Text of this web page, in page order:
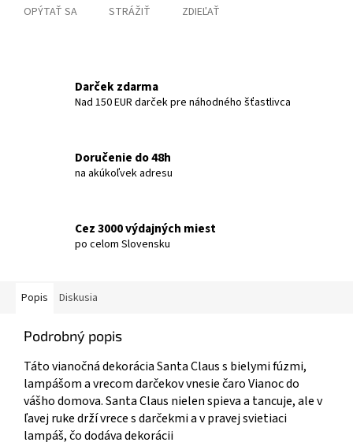
OPÝTAŤ SA STRÁŽIŤ ZDIEĽAŤ
Darček zdarma
Nad 150 EUR darček pre náhodného šťastlivca
Doručenie do 48h
na akúkoľvek adresu
Cez 3000 výdajných miest
po celom Slovensku
Popis Diskusia
Podrobný popis
Táto vianočná dekorácia Santa Claus s bielymi fúzmi,
lampášom a vrecom darčekov vnesie čaro Vianoc do
vášho domova. Santa Claus nielen spieva a tancuje, ale v
ľavej ruke drží vrece s darčekmi a v pravej svietiaci
lampáš, čo dodáva dekorácii